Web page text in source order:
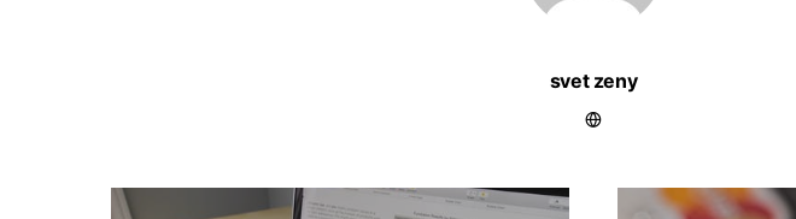
svet zeny